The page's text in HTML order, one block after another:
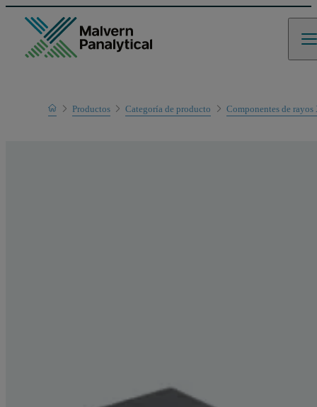
HomeProductos Categoría de producto Componentes de rayos